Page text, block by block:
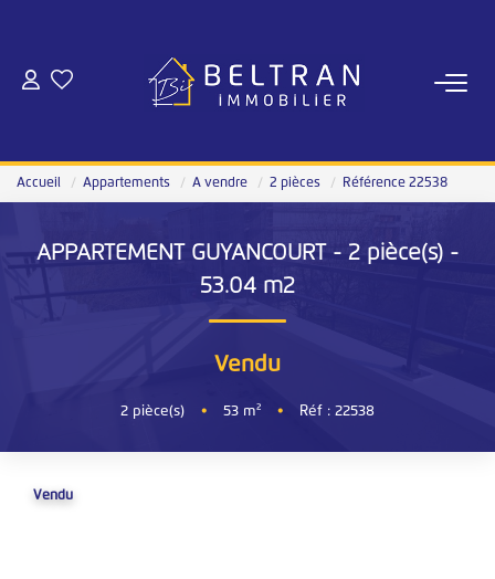
NOS AGENCES
Qui Sommes-Nous
Notre Équipe
Notre Magazine
ESTIMATION
ACHAT
Accueil Appartements A vendre 2 pièces Référence 22538
APPARTEMENT GUYANCOURT - 2 pièce(s) -
53.04 m2
Vendu
2 pièce(s) • 53 m² • Réf : 22538
Vendu